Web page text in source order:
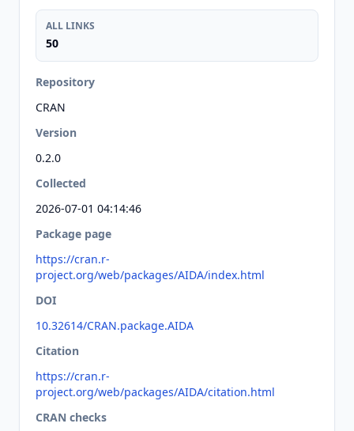
ALL LINKS
50
Repository
CRAN
Version
0.2.0
Collected
2026-07-01 04:14:46
Package page
https://cran.r-
project.org/web/packages/AIDA/index.html
DOI
10.32614/CRAN.package.AIDA
Citation
https://cran.r-
project.org/web/packages/AIDA/citation.html
CRAN checks